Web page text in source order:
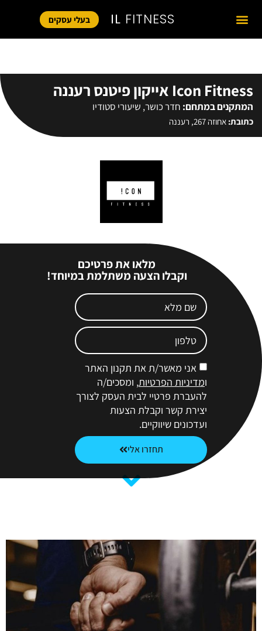
IL FITNESS בעלי עסקים
Icon Fitness אייקון פיטנס רעננה
המתקנים במתחם: חדר כושר, שיעורי סטודיו
כתובת: אחוזה 267, רעננה
מלאו את פרטיכם
וקבלו הצעה משתלמת במיוחד!
אני מאשר/ת את תקנון האתר
ומדיניות הפרטיות, ומסכים/ה
להעברת פרטיי לבית העסק לצורך
יצירת קשר וקבלת הצעות
ועדכונים שיווקיים.
תחזרו אלי